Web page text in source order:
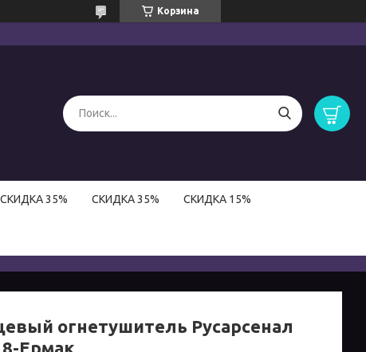
Корзина
СКИДКА 35% СКИДКА 35% СКИДКА 15%
огнетушитель Русарсенал
Ермак